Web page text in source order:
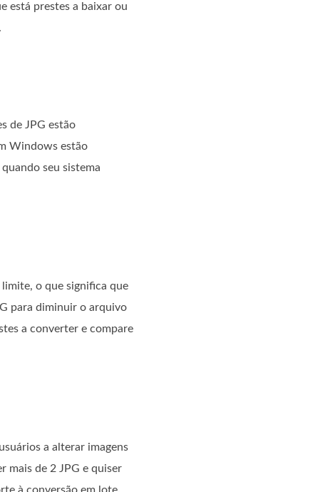
está prestes a baixar ou
de JPG estão
Windows estão
seu sistema
o que significa que
para diminuir o arquivo
a converter e compare
a alterar imagens
mais de 2 JPG e quiser